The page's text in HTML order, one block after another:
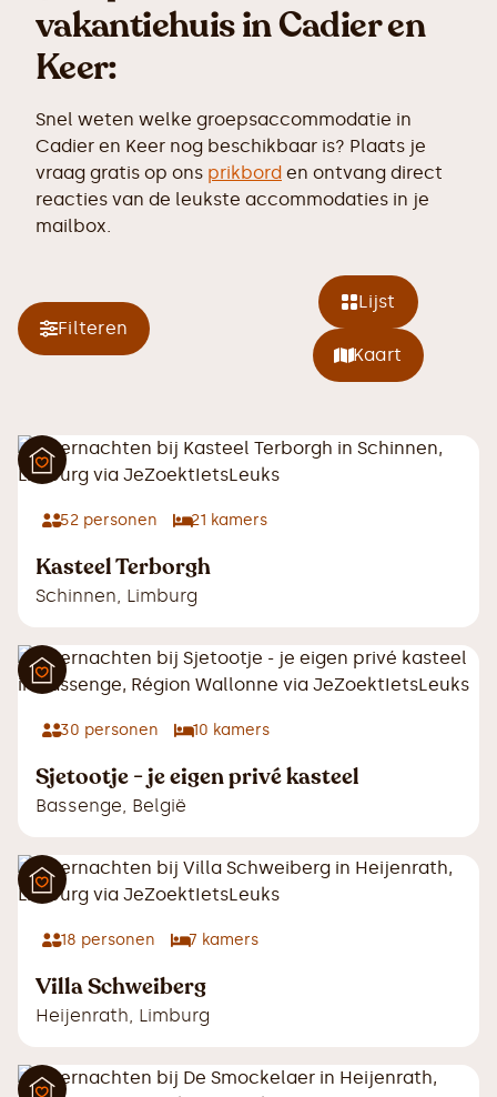
vakantiehuis in Cadier en
Keer:
Snel weten welke groepsaccommodatie in
Cadier en Keer nog beschikbaar is? Plaats je
vraag gratis op ons prikbord en ontvang direct
reacties van de leukste accommodaties in je
mailbox.
Filteren
Lijst
Kaart
52 personen 21 kamers
Kasteel Terborgh
Schinnen, Limburg
30 personen 10 kamers
Sjetootje - je eigen privé kasteel
Bassenge, België
18 personen 7 kamers
Villa Schweiberg
Heijenrath, Limburg